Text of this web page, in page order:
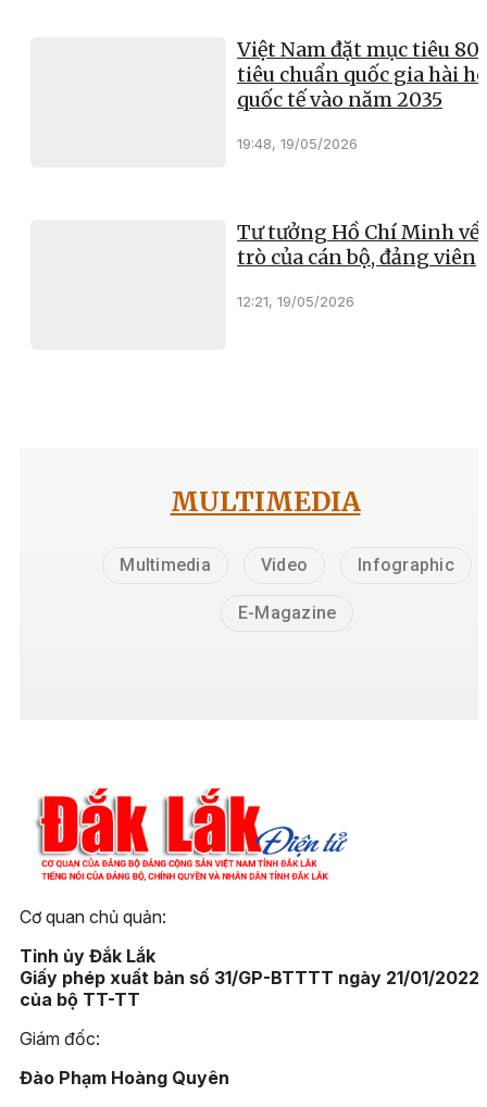
Việt Nam đặt mục tiêu
tiêu chuẩn quốc gia hài
quốc tế vào năm 2035
19:48, 19/05/2026
Tư tưởng Hồ Chí Minh về
trò của cán bộ, đảng viên
12:21, 19/05/2026
MULTIMEDIA
Multimedia Video Infographic
E-Magazine
Cơ quan chủ quản:
Tỉnh ủy Đắk Lắk
Giấy phép xuất bản số 31/GP-BTTTT ngày 21/01/2022
của bộ TT-TT
Giám đốc:
Đào Phạm Hoàng Quyên